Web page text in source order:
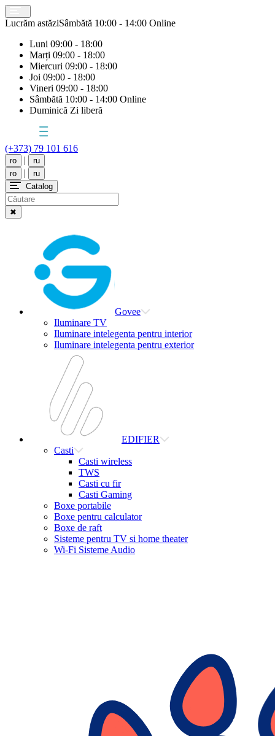
Lucrăm astăziSâmbătă 10:00 - 14:00 Online
Luni 09:00 - 18:00
Marți 09:00 - 18:00
Miercuri 09:00 - 18:00
Joi 09:00 - 18:00
Vineri 09:00 - 18:00
Sâmbătă 10:00 - 14:00 Online
Duminică Zi liberă
(+373) 79 101 616
ro |
ru
ro
|
ru
Catalog
✖
Govee
Iluminare TV
Iluminare intelegenta pentru interior
Iluminare intelegenta pentru exterior
EDIFIER
Casti
Casti wireless
TWS
Casti cu fir
Casti Gaming
Boxe portabile
Boxe pentru calculator
Boxe de raft
Sisteme pentru TV si home theater
Wi-Fi Sisteme Audio